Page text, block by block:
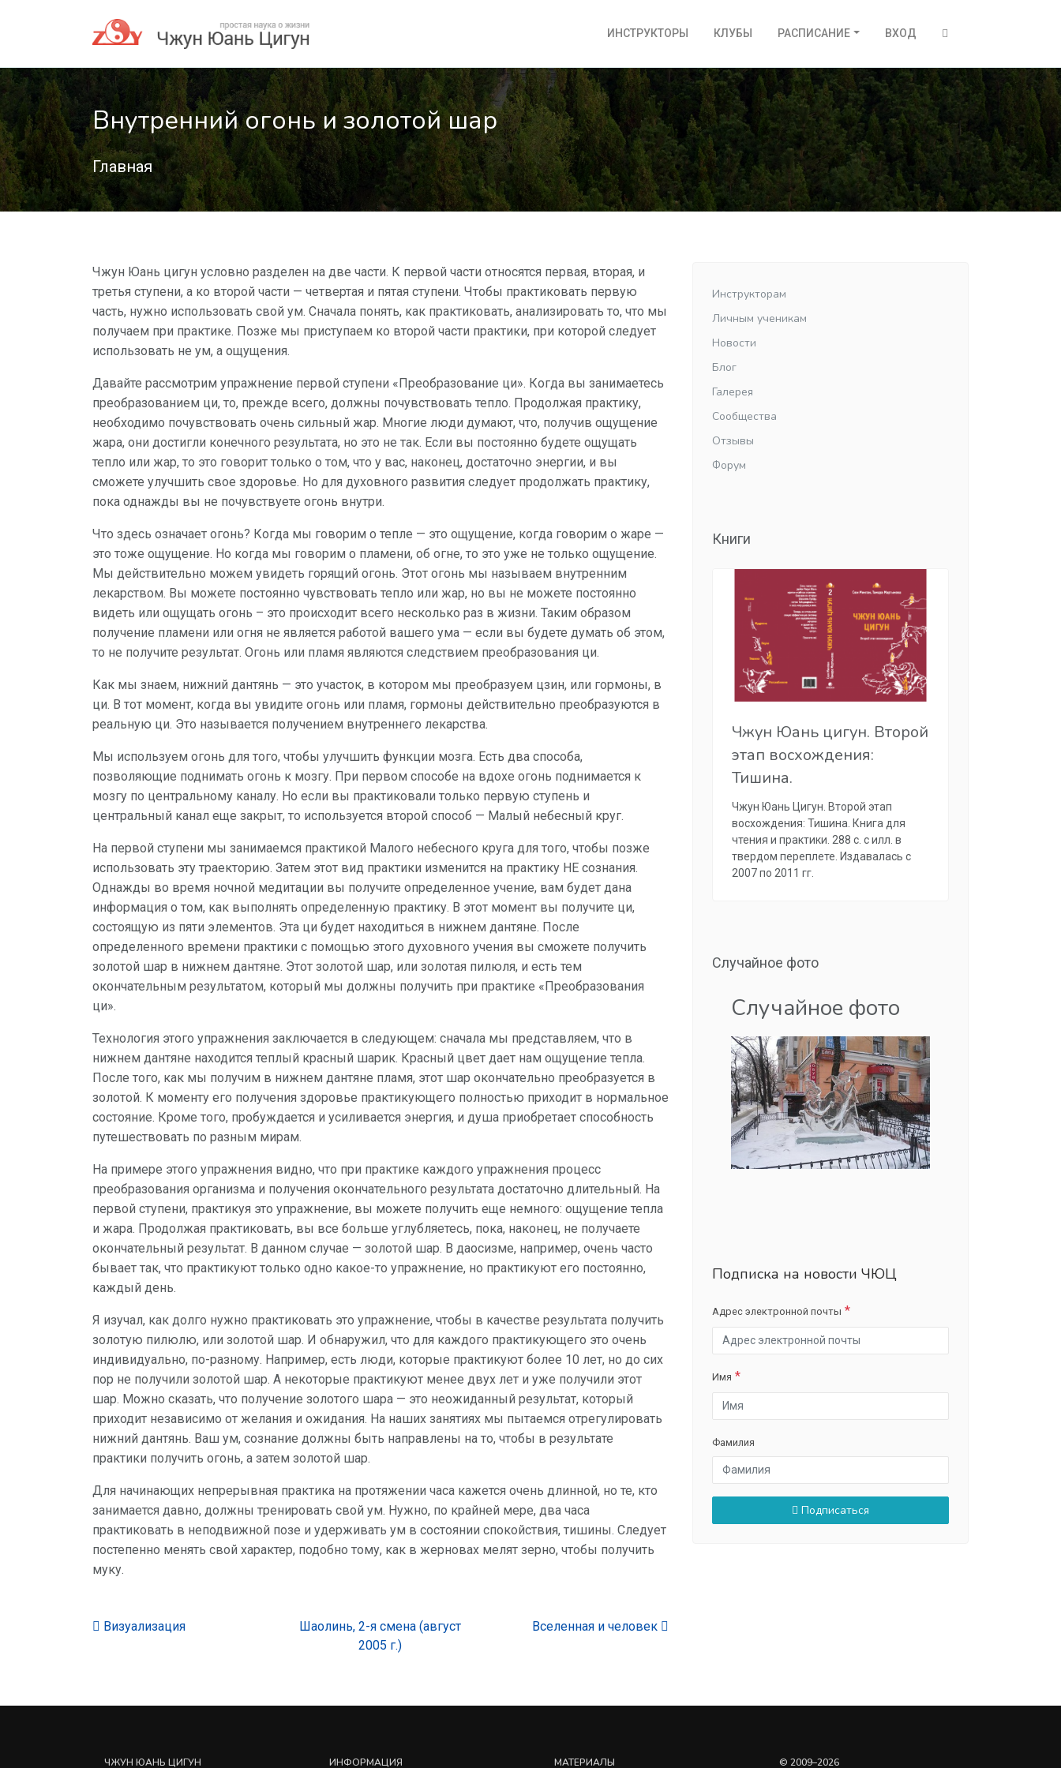
ИНСТРУКТОРЫ КЛУБЫ РАСПИСАНИЕ ВХОД
Внутренний огонь и золотой шар
Главная
Чжун Юань цигун условно разделен на две части. К первой части относятся первая, вторая, и
третья ступени, а ко второй части — четвертая и пятая ступени. Чтобы практиковать первую
часть, нужно использовать свой ум. Сначала понять, как практиковать, анализировать то, что мы
получаем при практике. Позже мы приступаем ко второй части практики, при которой следует
использовать не ум, а ощущения.
Давайте рассмотрим упражнение первой ступени «Преобразование ци». Когда вы занимаетесь
преобразованием ци, то, прежде всего, должны почувствовать тепло. Продолжая практику,
необходимо почувствовать очень сильный жар. Многие люди думают, что, получив ощущение
жара, они достигли конечного результата, но это не так. Если вы постоянно будете ощущать
тепло или жар, то это говорит только о том, что у вас, наконец, достаточно энергии, и вы
сможете улучшить свое здоровье. Но для духовного развития следует продолжать практику,
пока однажды вы не почувствуете огонь внутри.
Что здесь означает огонь? Когда мы говорим о тепле — это ощущение, когда говорим о жаре —
это тоже ощущение. Но когда мы говорим о пламени, об огне, то это уже не только ощущение.
Мы действительно можем увидеть горящий огонь. Этот огонь мы называем внутренним
лекарством. Вы можете постоянно чувствовать тепло или жар, но вы не можете постоянно
видеть или ощущать огонь – это происходит всего несколько раз в жизни. Таким образом
получение пламени или огня не является работой вашего ума — если вы будете думать об этом,
то не получите результат. Огонь или пламя являются следствием преобразования ци.
Как мы знаем, нижний дантянь — это участок, в котором мы преобразуем цзин, или гормоны, в
ци. В тот момент, когда вы увидите огонь или пламя, гормоны действительно преобразуются в
реальную ци. Это называется получением внутреннего лекарства.
Мы используем огонь для того, чтобы улучшить функции мозга. Есть два способа,
позволяющие поднимать огонь к мозгу. При первом способе на вдохе огонь поднимается к
мозгу по центральному каналу. Но если вы практиковали только первую ступень и
центральный канал еще закрыт, то используется второй способ — Малый небесный круг.
На первой ступени мы занимаемся практикой Малого небесного круга для того, чтобы позже
использовать эту траекторию. Затем этот вид практики изменится на практику НЕ сознания.
Однажды во время ночной медитации вы получите определенное учение, вам будет дана
информация о том, как выполнять определенную практику. В этот момент вы получите ци,
состоящую из пяти элементов. Эта ци будет находиться в нижнем дантяне. После
определенного времени практики с помощью этого духовного учения вы сможете получить
золотой шар в нижнем дантяне. Этот золотой шар, или золотая пилюля, и есть тем
окончательным результатом, который мы должны получить при практике «Преобразования
ци».
Технология этого упражнения заключается в следующем: сначала мы представляем, что в
нижнем дантяне находится теплый красный шарик. Красный цвет дает нам ощущение тепла.
После того, как мы получим в нижнем дантяне пламя, этот шар окончательно преобразуется в
золотой. К моменту его получения здоровье практикующего полностью приходит в нормальное
состояние. Кроме того, пробуждается и усиливается энергия, и душа приобретает способность
путешествовать по разным мирам.
На примере этого упражнения видно, что при практике каждого упражнения процесс
преобразования организма и получения окончательного результата достаточно длительный. На
первой ступени, практикуя это упражнение, вы можете получить еще немного: ощущение тепла
и жара. Продолжая практиковать, вы все больше углубляетесь, пока, наконец, не получаете
окончательный результат. В данном случае — золотой шар. В даосизме, например, очень часто
бывает так, что практикуют только одно какое-то упражнение, но практикуют его постоянно,
каждый день.
Я изучал, как долго нужно практиковать это упражнение, чтобы в качестве результата получить
золотую пилюлю, или золотой шар. И обнаружил, что для каждого практикующего это очень
индивидуально, по-разному. Например, есть люди, которые практикуют более 10 лет, но до сих
пор не получили золотой шар. А некоторые практикуют менее двух лет и уже получили этот
шар. Можно сказать, что получение золотого шара — это неожиданный результат, который
приходит независимо от желания и ожидания. На наших занятиях мы пытаемся отрегулировать
нижний дантянь. Ваш ум, сознание должны быть направлены на то, чтобы в результате
практики получить огонь, а затем золотой шар.
Для начинающих непрерывная практика на протяжении часа кажется очень длинной, но те, кто
занимается давно, должны тренировать свой ум. Нужно, по крайней мере, два часа
практиковать в неподвижной позе и удерживать ум в состоянии спокойствия, тишины. Следует
постепенно менять свой характер, подобно тому, как в жерновах мелят зерно, чтобы получить
муку.
Визуализация
Шаолинь, 2-я смена (август
2005 г.)
Вселенная и человек
Инструкторам
Личным ученикам
Новости
Блог
Галерея
Сообщества
Отзывы
Форум
Книги
Чжун Юань цигун. Второй
этап восхождения:
Тишина.
Чжун Юань Цигун. Второй этап
восхождения: Тишина. Книга для
чтения и практики. 288 с. с илл. в
твердом переплете. Издавалась с
2007 по 2011 гг.
Случайное фото
Случайное фото
Подписка на новости ЧЮЦ
Адрес электронной почты
Имя
Фамилия
Подписаться
ЧЖУН ЮАНЬ ЦИГУН ИНФОРМАЦИЯ МАТЕРИАЛЫ © 2009–2026